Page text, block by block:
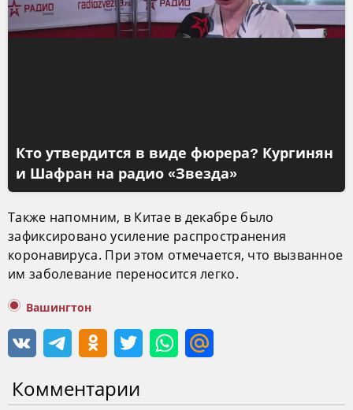
Кто утвердится в виде фюрера? Кургинян
и Шафран на радио «Звезда»
Также напомним, в Китае в декабре было
зафиксировано усиление распространения
коронавируса. При этом отмечается, что вызванное
им заболевание переносится легко.
Вашингтон
Комментарии